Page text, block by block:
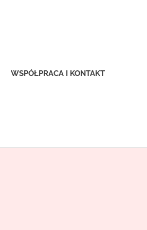
WSPÓŁPRACA I KONTAKT